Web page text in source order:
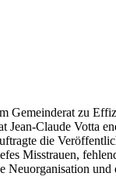
Gemeinderat zu
Claude Votta
die
Misstrauen,